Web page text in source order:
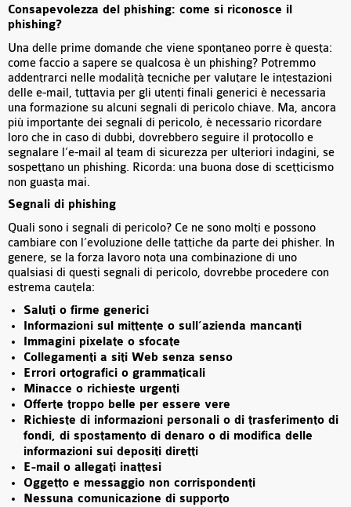
Consapevolezza del phishing: come si riconosce il
phishing?
Una delle prime domande che viene spontaneo porre è questa:
come faccio a sapere se qualcosa è un phishing? Potremmo
addentrarci nelle modalità tecniche per valutare le intestazioni
delle e-mail, tuttavia per gli utenti finali generici è necessaria
una formazione su alcuni segnali di pericolo chiave. Ma, ancora
più importante dei segnali di pericolo, è necessario ricordare
loro che in caso di dubbi, dovrebbero seguire il protocollo e
segnalare l’e-mail al team di sicurezza per ulteriori indagini, se
sospettano un phishing. Ricorda: una buona dose di scetticismo
non guasta mai.
Segnali di phishing
Quali sono i segnali di pericolo? Ce ne sono molti e possono
cambiare con l’evoluzione delle tattiche da parte dei phisher. In
genere, se la forza lavoro nota una combinazione di uno
qualsiasi di questi segnali di pericolo, dovrebbe procedere con
estrema cautela:
Saluti o firme generici
Informazioni sul mittente o sull’azienda mancanti
Immagini pixelate o sfocate
Collegamenti a siti Web senza senso
Errori ortografici o grammaticali
Minacce o richieste urgenti
Offerte troppo belle per essere vere
Richieste di informazioni personali o di trasferimento di
fondi, di spostamento di denaro o di modifica delle
informazioni sui depositi diretti
E-mail o allegati inattesi
Oggetto e messaggio non corrispondenti
Nessuna comunicazione di supporto